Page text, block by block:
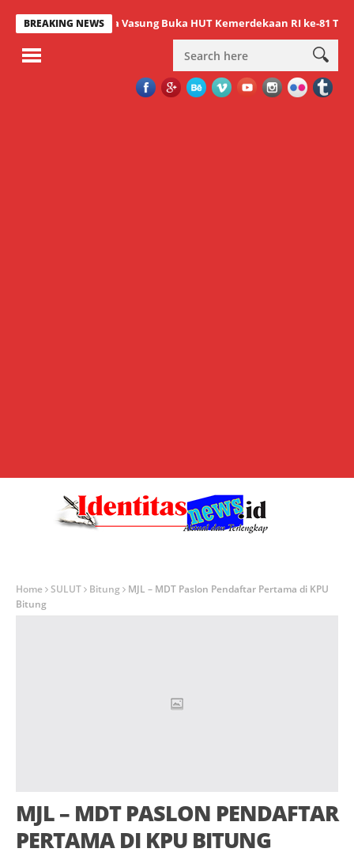
BREAKING NEWS
Minahasa Vasung Buka HUT Kemerdekaan RI ke-81 Tompaso
Home SULUT Bitung
MJL – MDT Paslon Pendaftar Pertama di KPU
Bitung
MJL – MDT PASLON PENDAFTAR
PERTAMA DI KPU BITUNG